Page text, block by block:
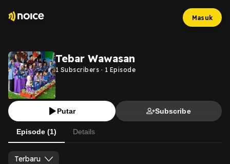
Masuk
Tebar Wawasan
1 Subscribers · 1 Episode
Putar Subscribe
Episode (1) Details
Terbaru